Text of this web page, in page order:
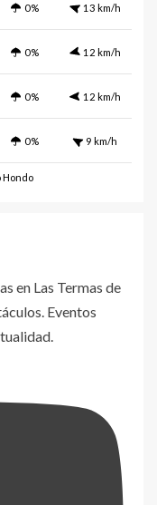
0% 13 km/h
0% 12 km/h
0% 12 km/h
0% 9 km/h
Hondo
en Las Termas de
Eventos